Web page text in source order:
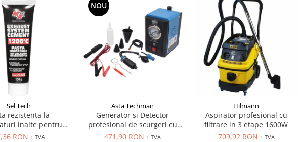
Sel Tech
rezistenta la
inalte pentru
de evacuare,
RON + TVA
NOU
Asta Techman
Generator si Detector
profesional de scurgeri cu
fum, 12V
471,90 RON + TVA
Hilmann
Aspirator profesional cu
filtrare in 3 etape 1600W
709,92 RON + TVA